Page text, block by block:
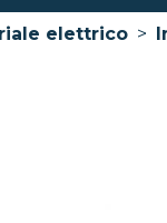
elettrico >